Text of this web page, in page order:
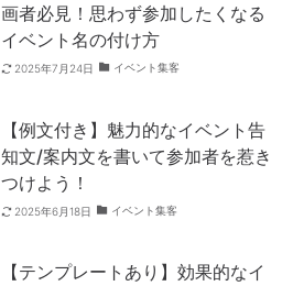
画者必見！思わず参加したくなる
イベント名の付け方
2025年7月24日 イベント集客
【例文付き】魅力的なイベント告
知文/案内文を書いて参加者を惹き
つけよう！
2025年6月18日 イベント集客
【テンプレートあり】効果的なイ